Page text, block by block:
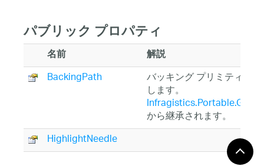
パブリック プロパティ
名前 解説
BackingPath バッキング プリミティブ
します。
から継承されます。
HighlightNeedle